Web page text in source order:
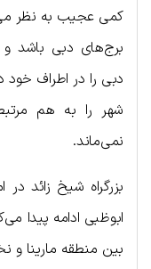
کمی عجیب به نظر
برج‌های دبی باشد و
دبی را در اطراف
شهر را به هم
نمی‌ماند.
بزرگراه شیخ زائد
بین منطقه مارینا